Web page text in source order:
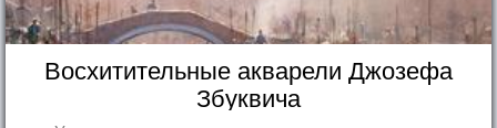
Восхитительные акварели Джозефа
Збуквича